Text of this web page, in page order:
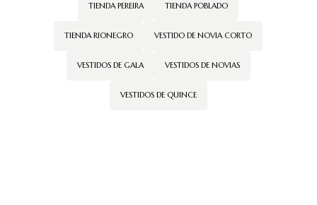
TIENDA PEREIRA TIENDA POBLADO
TIENDA RIONEGRO VESTIDO DE NOVIA CORTO
VESTIDOS DE GALA VESTIDOS DE NOVIAS
VESTIDOS DE QUINCE